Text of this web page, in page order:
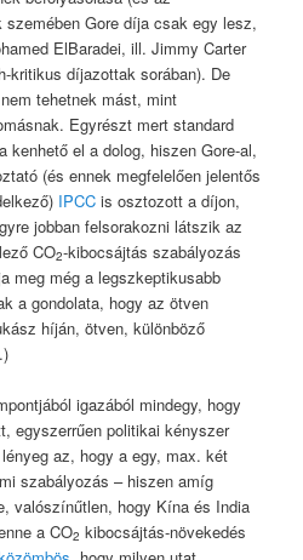
Gore díja csak egy lesz,
ElBaradei, ill. Jimmy Carter
kritikus díjazottak sorában). De
tehetnek mást, mint
Egyrészt mert standard
kenhető el a dolog, hiszen Gore-al,
(és ennek megfelelően jelentős
IPCCis osztozott a díjon,
jobban felsorakozni látszik az
CO2-kibocsájtás szabályozás
meg még a legszkeptikusabb
a gondolata, hogy az ötven
híján, ötven, különböző
igazából mindegy, hogy
egyszerrűen politikai kényszer
az, hogy a egy, max. két
szabályozás – hiszen amíg
valószínűtlen, hogy Kína és India
a CO2 kibocsájtás-növekedés